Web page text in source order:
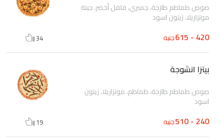
صوص طماطم طازجة، جمبري، فلفل أخضر، جبنة
موتزاريلا، زيتون اسود
420 - 615 جنيه 34
بيتزا انشوجة
صوص طماطم طازجة، طماطم، موتزاريلا، زيتون
اسود
240 - 510 جنيه 19